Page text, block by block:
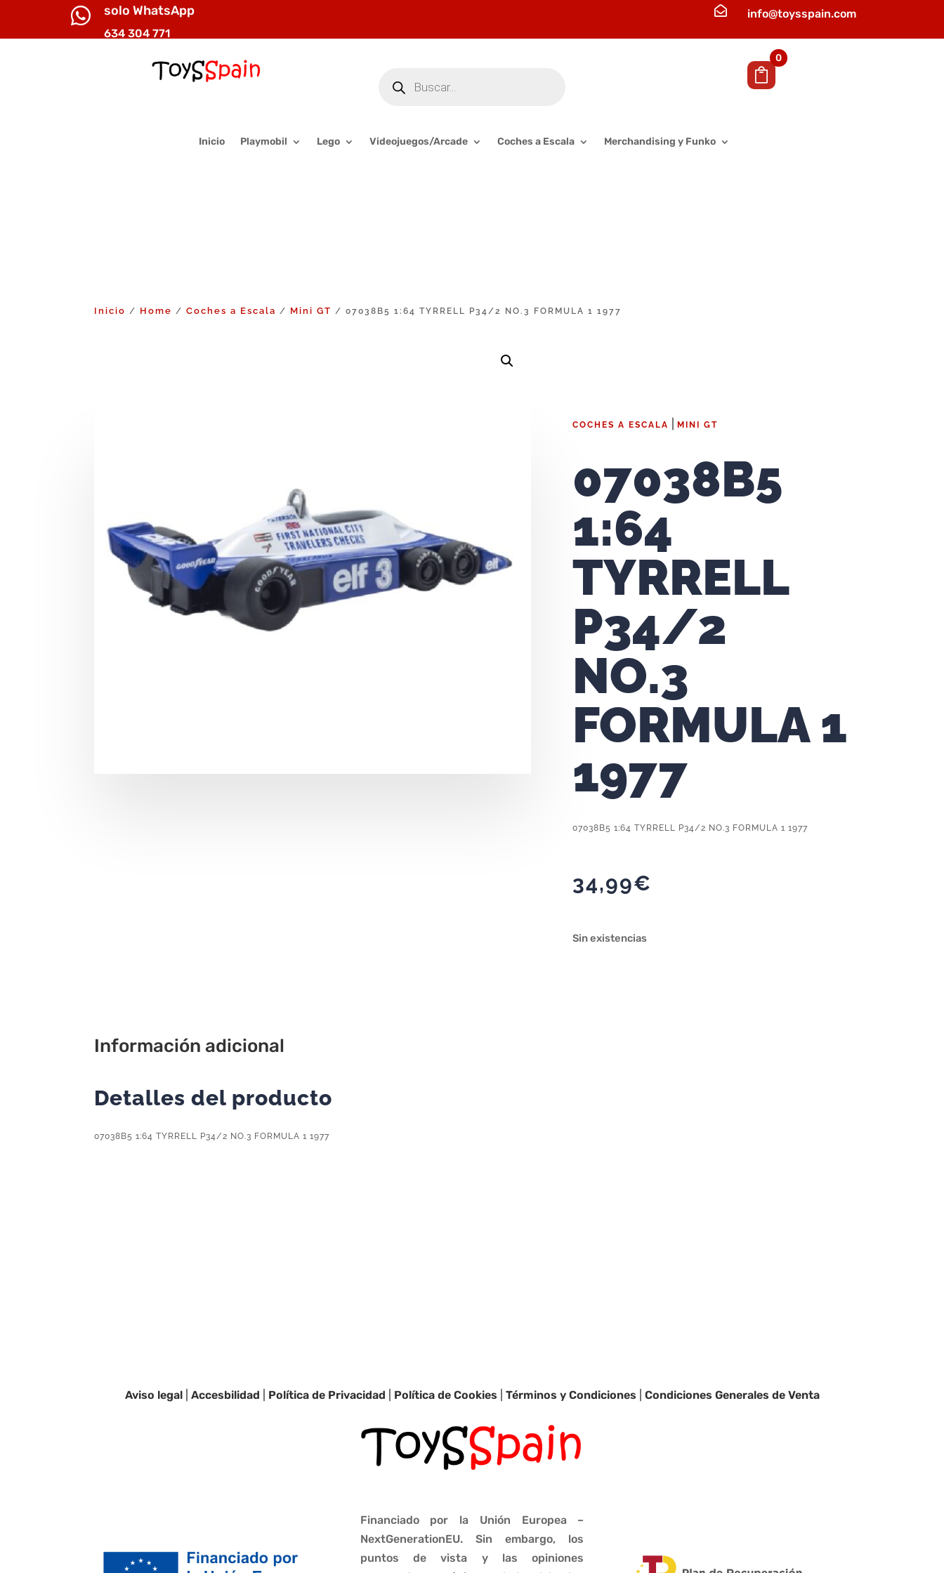
 solo WhatsApp
634 304 771
 info@toysspain.com
productos
0
Inicio Playmobil Lego Videojuegos/Arcade Coches a Escala Merchandising y Funko
Inicio / Home /Coches a Escala / Mini GT / 07038B5 1:64 TYRRELL P34/2 NO.3 FORMULA 1 1977
COCHES A ESCALA MINI GT
07038B5
1:64
TYRRELL
P34/2
NO.3
FORMULA 1
1977
07038B5 1:64 TYRRELL P34/2 NO.3 FORMULA 1 1977
34,99€
Sin existencias
Información adicional
Detalles del producto
07038B5 1:64 TYRRELL P34/2 NO.3 FORMULA 1 1977
Aviso legal| Accesbilidad Política de Privacidad Política de Cookies Términos y Condiciones Condiciones Generales de Venta
Financiado por la Unión Europea –
NextGenerationEU. Sin embargo, los
puntos de vista y las opiniones